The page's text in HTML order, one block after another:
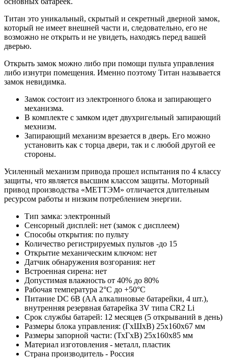
Титан это уникальный, скрытый и секретный дверной замок,
который не имеет внешней части и, следовательно, его не
возможно не открыть и не увидеть, находясь перед вашей
дверью.
Открыть замок можно либо при помощи пульта управления
либо изнутри помещения. Именно поэтому Титан называется
замок невидимка.
Замок состоит из электронного блока и запирающего
механизма.
В комплекте с замком идет двухригельный запирающий
мехнизм.
Запирающий механизм врезается в дверь. Его можно
установить как с торца двери, так и с любой другой ее
стороны.
Усиленный механизм привода прошел испытания по 4 классу
защиты, что является высшим классом защиты. Моторный
привод производства «МЕТТЭМ» отличается длительным
ресурсом работы и низким потреблением энергии.
Тип замка: электронный
Сенсорный дисплей: нет (замок с дисплеем)
Способы открытия: по пульту
Количество регистрируемых пультов -до 15
Открытие механическим ключом: нет
Датчик обнаружения возгорания: нет
Встроенная сирена: нет
Допустимая влажность от 40% до 80%
Рабочая температура 2°С до +50°С
Питание DC 6В (AA алкалиновые батарейки, 4 шт.),
внутренняя резервная батарейка 3V типа CR2 Li
Срок службы батарей: 12 месяцев (5 открываний в день)
Размеры блока управления: (ГхШхВ) 25х160х67 мм
Размеры запорной части: (ТхГхВ) 25х160х85 мм
Материал изготовления - металл, пластик
Страна производитель - Россия